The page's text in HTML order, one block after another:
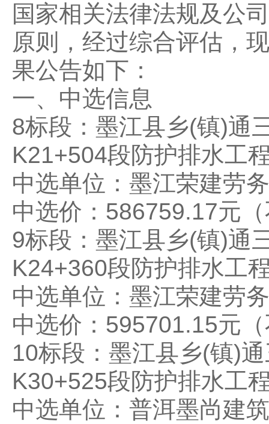
国家相关法律法规及公
原则，经过综合评估，
果公告如下：
一、中选信息
8标段：墨江县乡(镇)通
K21+504段防护排水工
中选单位：墨江荣建劳
中选价：586759.17元
9标段：墨江县乡(镇)通
K24+360段防护排水工
中选单位：墨江荣建劳
中选价：595701.15元
10标段：墨江县乡(镇)
K30+525段防护排水工
中选单位：普洱墨尚建